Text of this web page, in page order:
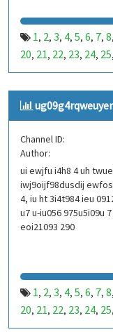
1, 2, 3, 4, 5, 6, 7, 8,
20, 21, 22, 23, 24, 25,
37,38,39,40,41,42
99,100,101,102,
111,112,113,114,
123,124,125,126,
135,136,137
147,148
159,160,161,162,
171 ,172,173 ,174,
183,184,185,186,
195,196 ,197
231,232,233,234,
243, 244, 245, 246,
255 ,256,257, 258,
Channel ID:
Author:
ui ewjfu i4h8 4 uh
iwj9oijf98dusdij
4, iu ht 3i4t984 ieu
u7 u-iu056 975u5i09u
eoi21093 290
1, 2, 3, 4, 5, 6, 7, 8,
20, 21, 22, 23, 24, 25,
37,38,39,40,41,42